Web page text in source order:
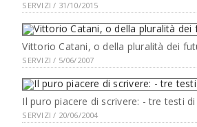
SERVIZI / 31/10/2015
Vittorio Catani, o della pluralità dei
SERVIZI / 5/06/2007
Il puro piacere di scrivere: - tre testi
SERVIZI / 20/06/2004